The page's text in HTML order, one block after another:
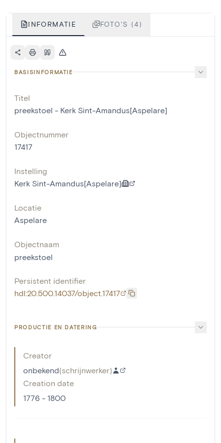
INFORMATIE FOTO'S (4)
BASISINFORMATIE
Titel
preekstoel - Kerk Sint-Amandus[Aspelare]
Objectnummer
17417
Instelling
Kerk Sint-Amandus[Aspelare]
Locatie
Aspelare
Objectnaam
preekstoel
Persistent identifier
hdl:20.500.14037/object.17417
PRODUCTIE EN DATERING
Creator
onbekend(schrijnwerker)
Creation date
1776 - 1800